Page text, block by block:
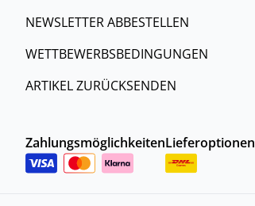
NEWSLETTER ABBESTELLEN
WETTBEWERBSBEDINGUNGEN
ARTIKEL ZURÜCKSENDEN
ZahlungsmöglichkeitenLieferoptionen